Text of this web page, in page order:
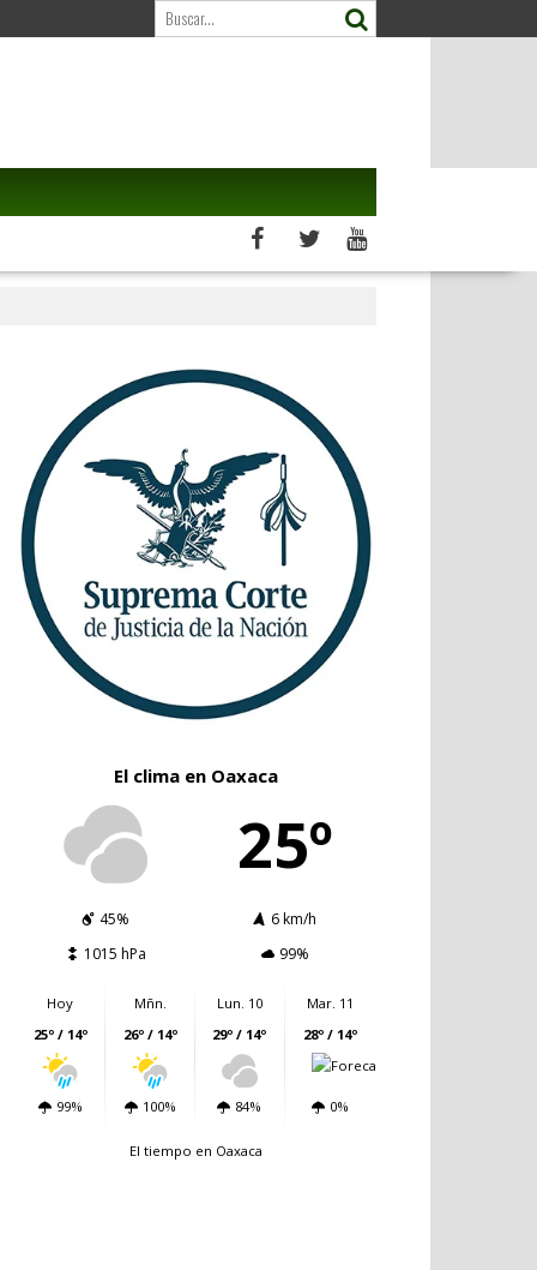
El clima en Oaxaca
25º
45%
6 km/h
1015 hPa
99%
Hoy
25º / 14º
99%
Mñn.
26º / 14º
100%
Lun. 10
29º / 14º
84%
Mar. 11
28º / 14º
0%
El tiempo en Oaxaca